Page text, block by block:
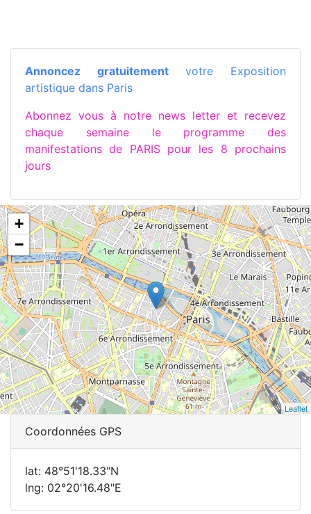
Annoncez gratuitementvotre Exposition
artistique dans Paris
Abonnez vous à notre news letter et recevez
chaque semaine le programme des
manifestations de PARIS pour les 8 prochains
jours
+
−
Leaflet
Coordonnées GPS
lat: 48°51'18.33"N
lng: 02°20'16.48"E